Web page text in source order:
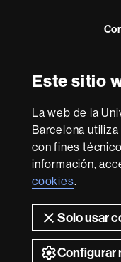
Este sitio
La web de la
Barcelona
con fines
información,
cookies.
Solo usar
Configurar
Sobre
esta
web Aviso legal
web
Somos una
de calidad y
flexible, adecuada
adaptada a los
conocimiento. La
por la calidad y el